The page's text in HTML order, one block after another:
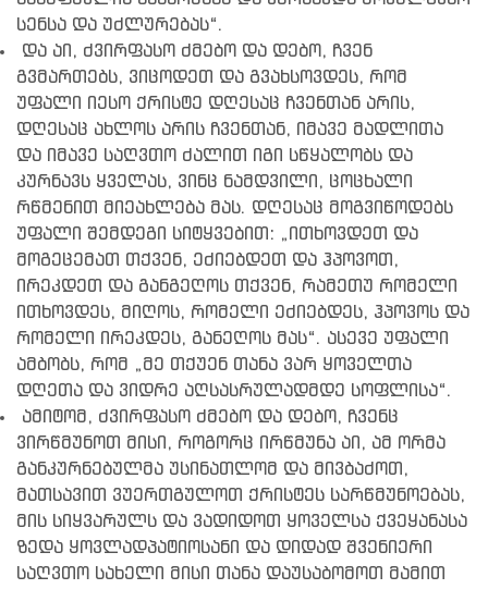
სენსა და უძლურებას“.
და აი, ძვირფასო ძმებო და დებო, ჩვენ
გვმართებს, ვიცოდეთ და გვახსოვდეს, რომ
უფალი იესო ქრისტე დღესაც ჩვენთან არის,
დღესაც ახლოს არის ჩვენთან, იმავე მადლითა
და იმავე საღვთო ძალით იგი სწყალობს და
კურნავს ყველას, ვინც ნამდვილი, ცოცხალი
რწმენით მიეახლება მას. დღესაც მოგვიწოდებს
უფალი შემდეგი სიტყვებით: „ითხოვდეთ და
მოგეცემათ თქვენ, ეძიებდეთ და ჰპოვოთ,
ირეკდეთ და განგეღოს თქვენ, რამეთუ რომელი
ითხოვდეს, მიღოს, რომელი ეძიებდეს, ჰპოვოს და
რომელი ირეკდეს, განეღოს მას“. ასევე უფალი
ამბობს, რომ „მე თქუენ თანა ვარ ყოველთა
დღეთა და ვიდრე აღსასრულადმდე სოფლისა“.
ამიტომ, ძვირფასო ძმებო და დებო, ჩვენც
ვირწმუნოთ მისი, როგორც ირწმუნა აი, ამ ორმა
განკურნებულმა უსინათლომ და მივბაძოთ,
მათსავით ვუერთგულოთ ქრისტეს სარწმუნოებას,
მის სიყვარულს და ვადიდოთ ყოველსა ქვეყანასა
ზედა ყოვლადპატიოსანი და დიდად შვენიერი
საღვთო სახელი მისი თანა დაუსაბომოთ მამით